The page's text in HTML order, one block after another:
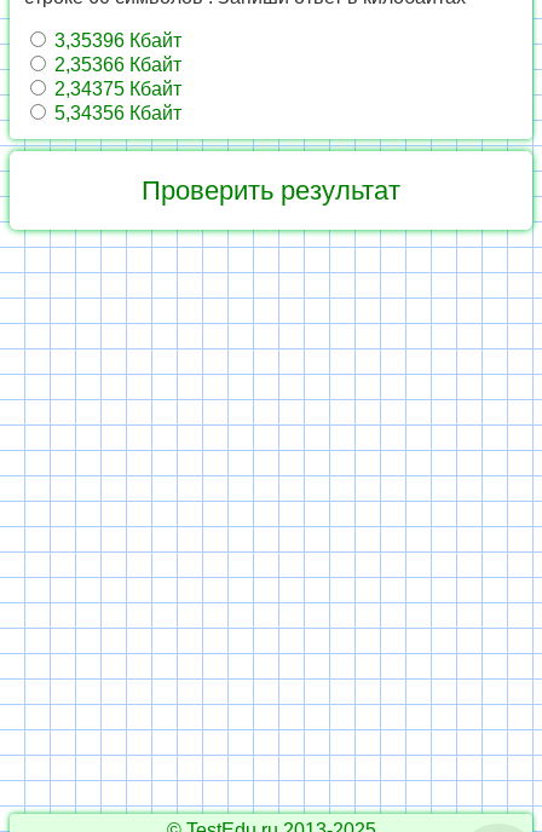
3,35396 Кбайт
2,35366 Кбайт
2,34375 Кбайт
5,34356 Кбайт